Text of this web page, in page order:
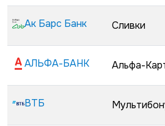
Ак Барс Банк Сливки
АЛЬФА-БАНК Альфа-
ВТБ